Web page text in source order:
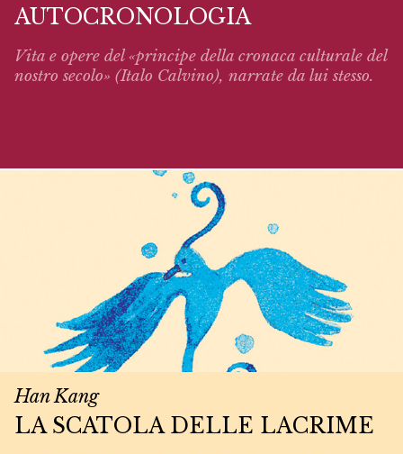
AUTOCRONOLOGIA
Vita e opere del «principe della cronaca culturale del
nostro secolo» (Italo Calvino), narrate da lui stesso.
Han Kang
LA SCATOLA DELLE LACRIME